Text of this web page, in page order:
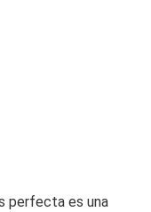
perfecta es una